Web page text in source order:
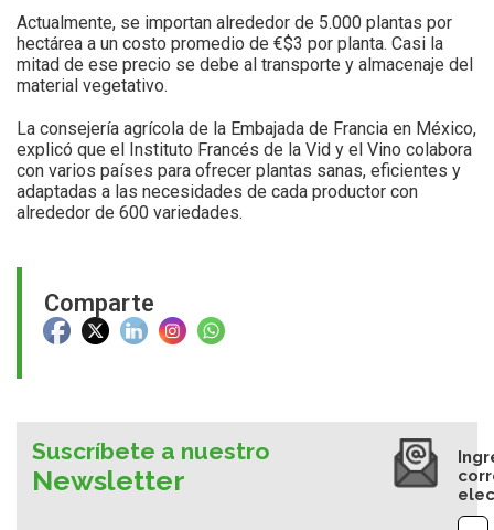
Comparte
Actualmente, se importan alrededor de 5.000 plantas por
hectárea a un costo promedio de €$3 por planta. Casi la
mitad de ese precio se debe al transporte y almacenaje del
material vegetativo.
La consejería agrícola de la Embajada de Francia en México,
explicó que el Instituto Francés de la Vid y el Vino colabora
con varios países para ofrecer plantas sanas, eficientes y
adaptadas a las necesidades de cada productor con
alrededor de 600 variedades.
Suscríbete a nuestro
Newsletter